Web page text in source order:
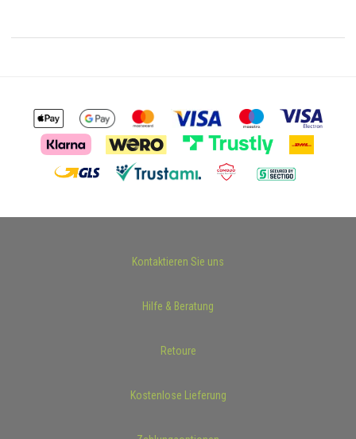
Kontaktieren Sie uns
Hilfe & Beratung
Retoure
Kostenlose Lieferung